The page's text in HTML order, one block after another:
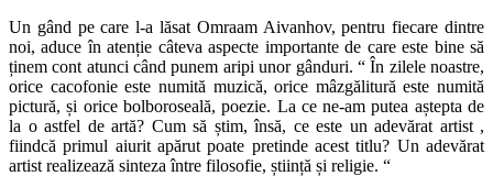
Un gând pe care l-a lăsat Omraam Aivanhov, pentru fiecare dintre
noi, aduce în atenție câteva aspecte importante de care este bine să
ținem cont atunci când punem aripi unor gânduri. “ În zilele noastre,
orice cacofonie este numită muzică, orice mâzgălitură este numită
pictură, și orice bolboroseală, poezie. La ce ne-am putea aștepta de
la o astfel de artă? Cum să știm, însă, ce este un adevărat artist ,
fiindcă primul aiurit apărut poate pretinde acest titlu? Un adevărat
artist realizează sinteza între filosofie, știință și religie. “